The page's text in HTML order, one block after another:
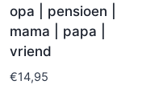
opa | pensioen |
mama | papa |
vriend
€14,95